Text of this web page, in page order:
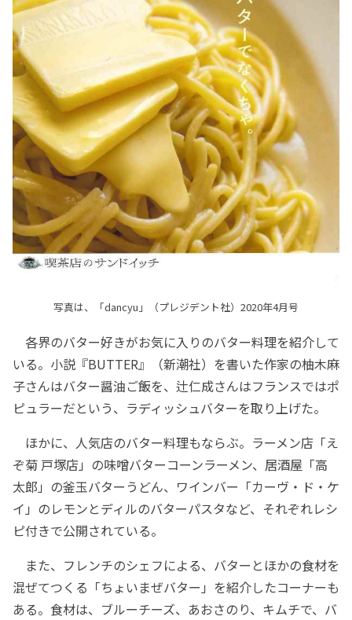
写真は、「dancyu」（プレジデント社）2020年4月号
各界のバター好きがお気に入りのバター料理を紹介して
いる。小説『BUTTER』（新潮社）を書いた作家の柚木麻
子さんはバター醤油ご飯を、辻仁成さんはフランスではポ
ピュラーだという、ラディッシュバターを取り上げた。
ほかに、人気店のバター料理もならぶ。ラーメン店「え
ぞ菊 戸塚店」の味噌バターコーンラーメン、居酒屋「高
太郎」の釜玉バターうどん、ワインバー「カーヴ・ド・ケ
イ」のレモンとディルのバターパスタなど、それぞれレシ
ピ付きで公開されている。
また、フレンチのシェフによる、バターとほかの食材を
混ぜてつくる「ちょいまぜバター」を紹介したコーナーも
ある。食材は、ブルーチーズ、あおさのり、キムチで、バ